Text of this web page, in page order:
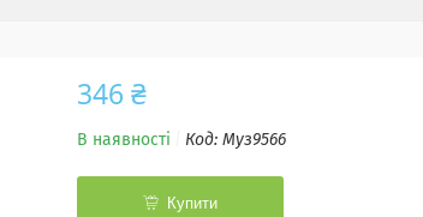
346 ₴
В наявності Код: Муз9566
Купити